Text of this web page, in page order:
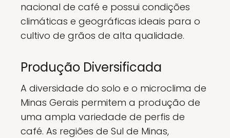
nacional de café e possui condições
climáticas e geográficas ideais para o
cultivo de grãos de alta qualidade.
Produção Diversificada
A diversidade do solo e o microclima de
Minas Gerais permitem a produção de
uma ampla variedade de perfis de
café. As regiões de Sul de Minas,